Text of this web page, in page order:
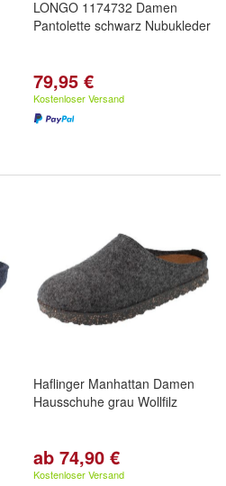
LONGO 1174732 Damen
Pantolette schwarz Nubukleder
79,95 €
Kostenloser Versand
Haflinger Manhattan Damen
Hausschuhe grau Wollfilz
ab 74,90 €
Kostenloser Versand